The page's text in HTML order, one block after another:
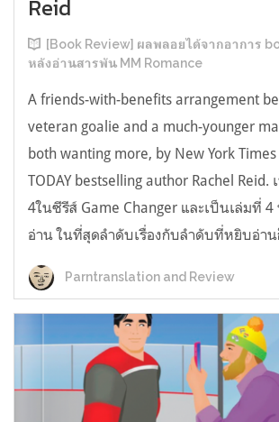
Reid
[Book Review] ผลพลอยได้จากอาการ
หลังอ่านสารพัน MM Romance
A friends-with-benefits arrangement
veteran goalie and a much-younger
both wanting more, by New York Times
TODAY bestselling author Rachel Reid.
4ในซีรีส์ Game Changer และเป็นเล่มที่ 4
อ่าน ในที่สุดลำดับเรื่องกับลำดับที่หยิบอ่าน
Parntranslation and Review